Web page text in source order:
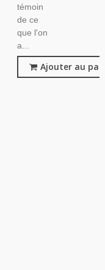
témoin
de ce
que l'on
a...
Ajouter au